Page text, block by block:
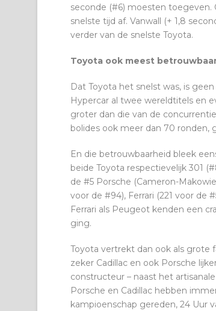
seconde (#6) moesten toegeven.
snelste tijd af. Vanwall (+ 1,8
verder van de snelste Toyota.
Toyota ook meest
Dat Toyota het snelst was, is
Hypercar al twee wereldtitels en
groter dan die van de
bolides ook meer dan 70 ronden,
En die betrouwbaarheid bleek
beide Toyota respectievelijk 301
de #5 Porsche (Cameron-
voor de #94), Ferrari (221 voor de
Ferrari als Peugeot kenden een
ging.
Toyota vertrekt dan ook als grote
zeker Cadillac en ook Porsche
constructeur – naast het
Porsche en Cadillac hebben
kampioenschap gereden, 24 Uur